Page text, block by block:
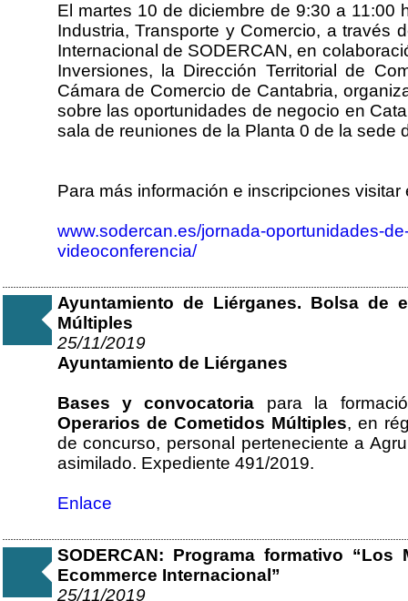
El martes 10 de diciembre de 9:30 a 11:00
Industria, Transporte y Comercio, a través
Internacional de SODERCAN, en
Inversiones, la Dirección Territorial de
Cámara de Comercio de Cantabria,
sobre las oportunidades de negocio en
sala de reuniones de la Planta 0 de la sede
Para más información e inscripciones visitar
www.sodercan.es/jornada-oportunidades-
videoconferencia/
Ayuntamiento de Liérganes. Bolsa de
Múltiples
25/11/2019
Ayuntamiento de Liérganes
Bases y convocatoria para la
Operarios de Cometidos Múltiples, en
de concurso, personal perteneciente a
asimilado. Expediente 491/2019.
Enlace
SODERCAN: Programa formativo
Ecommerce Internacional”
25/11/2019